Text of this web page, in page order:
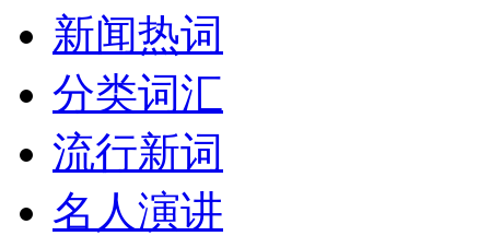
新闻热词
分类词汇
流行新词
名人演讲